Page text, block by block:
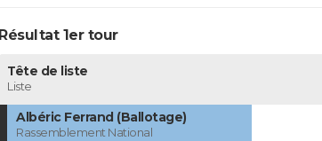
Résultat 1er tour
Tête de liste
Liste
Albéric Ferrand (Ballotage)
Rassemblement National